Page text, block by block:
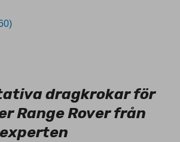
dragkrokar för
Range Rover från